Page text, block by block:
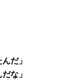
だ」
な」